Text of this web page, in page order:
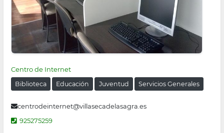
Centro de Internet
Biblioteca Educación Juventud Servicios Generales
centrodeinternet@villasecadelasagra.es
925275259